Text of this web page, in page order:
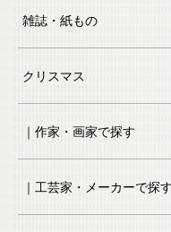
雑誌・紙もの
クリスマス
｜作家・画家で探す
｜工芸家・メーカーで探す